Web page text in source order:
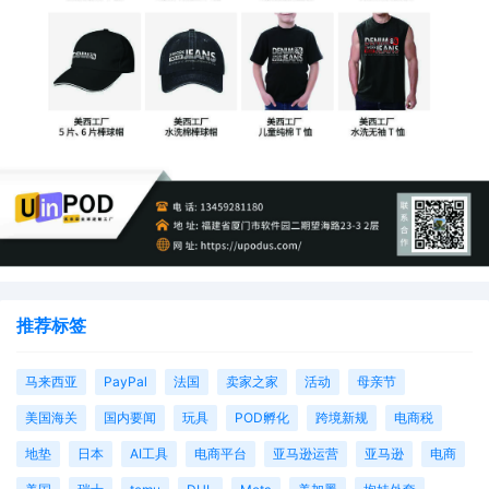
深入学习Amazon、Etsy、Redbubble等目标平台的知识产权（IP）
政策。在遇到不确定的情况时，不要凭感觉行事。花少量费用咨询
知识产权律师，可以帮卖家避免未来更大的损失。
在的挑战。版权意识绝非小题大做，而是决定一个POD卖家能走多
远、飞多高的生命线。将版权检测和合规审查内化为业务流程的每
一个环节，才能真正驾驭住这片蓝海，实现长期、稳定且健康的盈
推荐标签
马来西亚 PayPal 法国 卖家之家 活动 母亲节
美国海关 国内要闻 玩具 POD孵化 跨境新规 电商税
地垫 日本 AI工具 电商平台 亚马逊运营 亚马逊 电商